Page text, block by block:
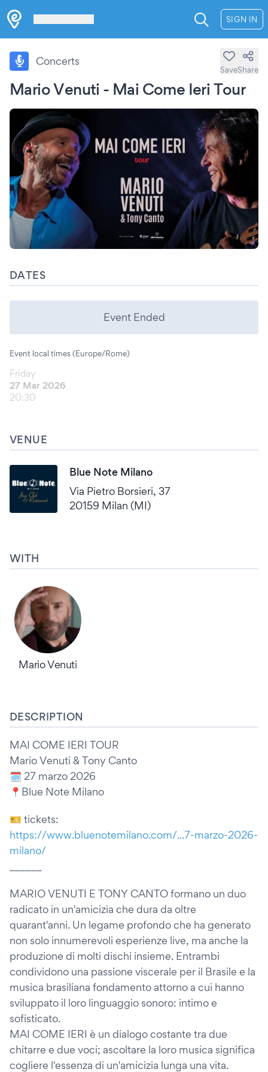
SIGN IN
Mario Venuti - Mai Come Ieri Tour
Concerts
SaveShare
DATES
Event Ended
Event local times (Europe/Rome)
Friday
27 Mar 2026
20:30
VENUE
Blue Note Milano
Via Pietro Borsieri, 37
20159 Milan (MI)
WITH
Mario Venuti
DESCRIPTION
MAI COME IERI TOUR
Mario Venuti & Tony Canto
🗓️ 27 marzo 2026
📍Blue Note Milano
🎫 tickets:
https://www.bluenotemilano.com/...7-marzo-2026-
milano/
MARIO VENUTI E TONY CANTO formano un duo
radicato in un'amicizia che dura da oltre
quarant'anni. Un legame profondo che ha generato
non solo innumerevoli esperienze live, ma anche la
produzione di molti dischi insieme. Entrambi
condividono una passione viscerale per il Brasile e la
musica brasiliana fondamento attorno a cui hanno
sviluppato il loro linguaggio sonoro: intimo e
sofisticato.
MAI COME IERI è un dialogo costante tra due
chitarre e due voci; ascoltare la loro musica significa
cogliere l'essenza di un'amicizia lunga una vita.